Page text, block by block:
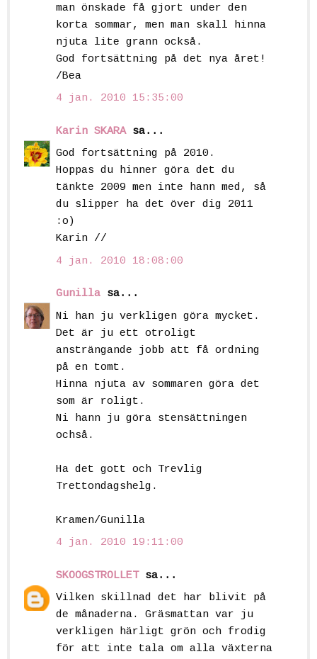
man önskade få gjort under den
korta sommar, men man skall hinna
njuta lite grann också.
God fortsättning på det nya året!
/Bea
4 jan. 2010 15:35:00
Karin SKARAsa...
God fortsättning på 2010.
Hoppas du hinner göra det du
tänkte 2009 men inte hann med, så
du slipper ha det över dig 2011
:o)
Karin //
4 jan. 2010 18:08:00
Gunilla sa...
Ni han ju verkligen göra mycket.
Det är ju ett otroligt
ansträngande jobb att få ordning
på en tomt.
Hinna njuta av sommaren göra det
som är roligt.
Ni hann ju göra stensättningen
ochså.
Ha det gott och Trevlig
Trettondagshelg.
Kramen/Gunilla
4 jan. 2010 19:11:00
SKOOGSTROLLETsa...
Vilken skillnad det har blivit på
de månaderna. Gräsmattan var ju
verkligen härligt grön och frodig
för att inte tala om alla växterna